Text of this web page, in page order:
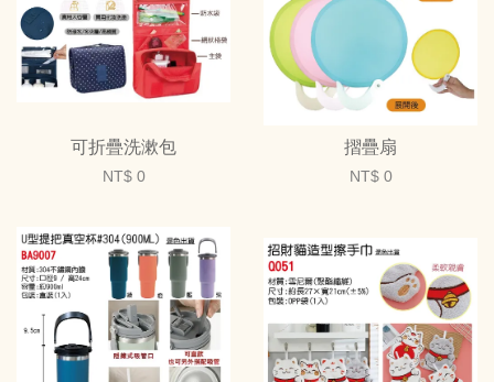
可折疊洗漱包
NT$ 0
摺疊扇
NT$ 0